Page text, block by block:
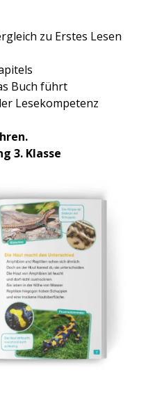
zu Erstes Lesen
Buch führt
Lesekompetenz
3. Klasse